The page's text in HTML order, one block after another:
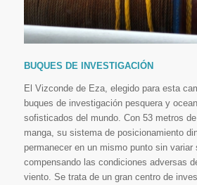
BUQUES DE INVESTIGACIÓN
El Vizconde de Eza, elegido para esta
buques de investigación pesquera y
sofisticados del mundo. Con 53 metros
manga, su sistema de posicionamiento
permanecer en un mismo punto sin variar
compensando las condiciones adversas
viento. Se trata de un gran centro de